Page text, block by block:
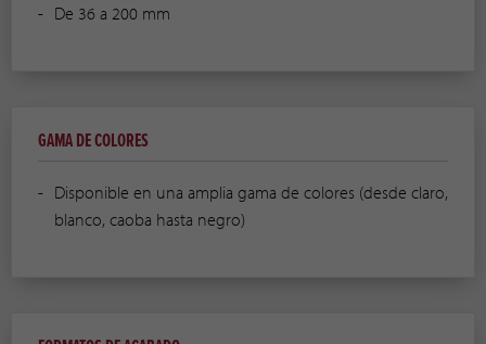
De 36 a 200 mm
GAMA DE COLORES
Disponible en una amplia gama de colores (desde claro,
blanco, caoba hasta negro)